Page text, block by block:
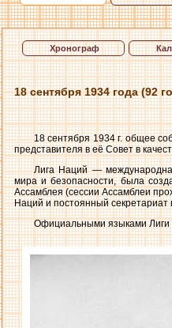
Хронограф
18 сентября 1934 года (92
18 сентября 1934 г. общее
представителя в её Совет в
Лига Наций —
мира и безопасности, была
Ассамблея (сессии Ассамблеи
Наций и постоянный секретариат
Официальными языками Лиги